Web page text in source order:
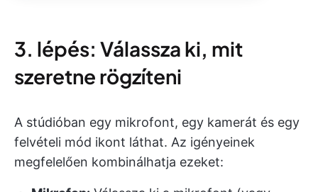
3. lépés: Válassza ki, mit
szeretne rögzíteni
A stúdióban egy mikrofont, egy kamerát és egy
felvételi mód ikont láthat. Az igényeinek
megfelelően kombinálhatja ezeket: